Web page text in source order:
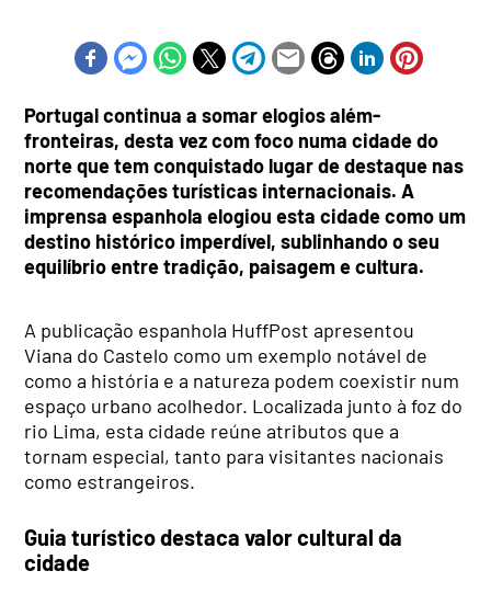
Portugal continua a somar elogios além-
fronteiras, desta vez com foco numa cidade do
norte que tem conquistado lugar de destaque nas
recomendações turísticas internacionais. A
imprensa espanhola elogiou esta cidade como um
destino histórico imperdível, sublinhando o seu
equilíbrio entre tradição, paisagem e cultura.
A publicação espanhola HuffPost apresentou
Viana do Castelo como um exemplo notável de
como a história e a natureza podem coexistir num
espaço urbano acolhedor. Localizada junto à foz do
rio Lima, esta cidade reúne atributos que a
tornam especial, tanto para visitantes nacionais
como estrangeiros.
Guia turístico destaca valor cultural da
cidade